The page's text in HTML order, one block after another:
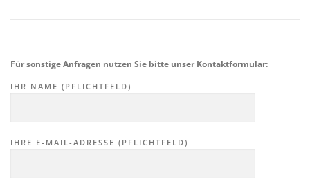
Für sonstige Anfragen nutzen Sie bitte unser Kontaktformular:
IHR NAME (PFLICHTFELD)
IHRE E-MAIL-ADRESSE (PFLICHTFELD)